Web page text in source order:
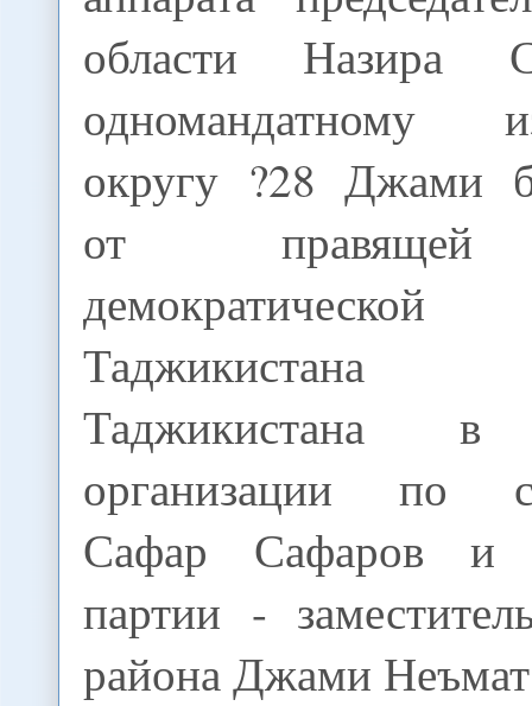
области Назира
одномандатному
округу ?28 Джами
от правящей
Таджикистана
Таджикистана в
организации по
Сафар Сафаров и
партии -
района Джами